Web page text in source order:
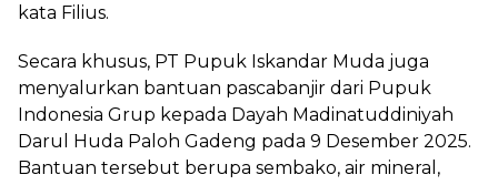
kata Filius.
Secara khusus, PT Pupuk Iskandar Muda juga
menyalurkan bantuan pascabanjir dari Pupuk
Indonesia Grup kepada Dayah Madinatuddiniyah
Darul Huda Paloh Gadeng pada 9 Desember 2025.
Bantuan tersebut berupa sembako, air mineral,